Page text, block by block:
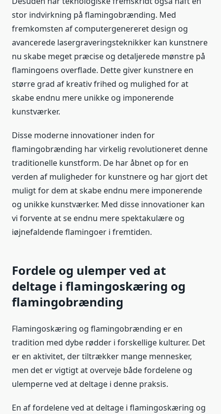
stor indvirkning på flamingobrænding. Med
fremkomsten af computergenereret design og
avancerede lasergraveringsteknikker kan kunstnere
nu skabe meget præcise og detaljerede mønstre på
flamingoens overflade. Dette giver kunstnere en
større grad af kreativ frihed og mulighed for at
skabe endnu mere unikke og imponerende
kunstværker.
Disse moderne innovationer inden for
flamingobrænding har virkelig revolutioneret denne
traditionelle kunstform. De har åbnet op for en
verden af muligheder for kunstnere og har gjort det
muligt for dem at skabe endnu mere imponerende
og unikke kunstværker. Med disse innovationer kan
vi forvente at se endnu mere spektakulære og
iøjnefaldende flamingoer i fremtiden.
Fordele og ulemper ved at
deltage i flamingoskæring og
flamingobrænding
Flamingoskæring og flamingobrænding er en
tradition med dybe rødder i forskellige kulturer. Det
er en aktivitet, der tiltrækker mange mennesker,
men det er vigtigt at overveje både fordelene og
ulemperne ved at deltage i denne praksis.
En af fordelene ved at deltage i flamingoskæring og